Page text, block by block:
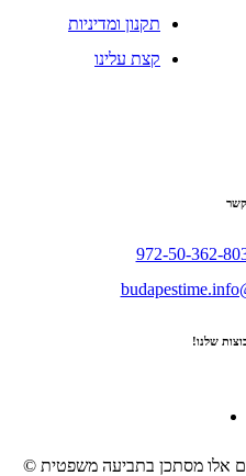
תקנון ומדיניות
קצת עלינו
שלנו!
אלו מסתכן בתביעה משפטית ©